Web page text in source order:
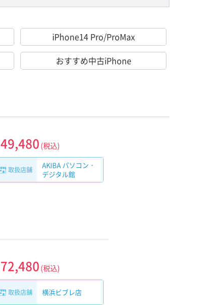
iPhone14 Pro/ProMax
おすすめ中古iPhone
49,480 (税込)
取扱店舗
AKIBA パソコン・
デジタル館
72,480 (税込)
取扱店舗 横浜ビブレ店